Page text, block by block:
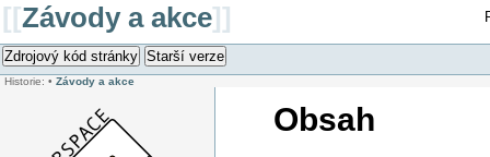
[[Závody a akce]]
Zdrojový kód stránky Starší verze
Historie: • Závody a akce
Obsah